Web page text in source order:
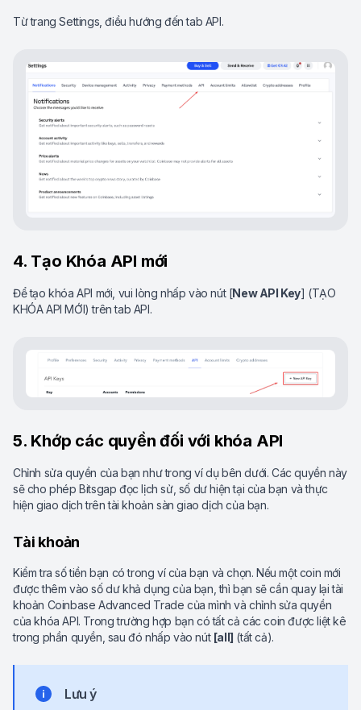
Từ trang Settings, điều hướng đến tab API.
4. Tạo Khóa API mới
Để tạo khóa API mới, vui lòng nhấp vào nút [New API Key] (TẠO
KHÓA API MỚI) trên tab API.
5. Khớp các quyền đối với khóa API
Chỉnh sửa quyền của bạn như trong ví dụ bên dưới. Các quyền này
sẽ cho phép Bitsgap đọc lịch sử, số dư hiện tại của bạn và thực
hiện giao dịch trên tài khoản sàn giao dịch của bạn.
Tài khoản
Kiểm tra số tiền bạn có trong ví của bạn và chọn. Nếu một coin mới
được thêm vào số dư khả dụng của bạn, thì bạn sẽ cần quay lại tài
khoản Coinbase Advanced Trade của mình và chỉnh sửa quyền
của khóa API. Trong trường hợp bạn có tất cả các coin được liệt kê
trong phần quyền, sau đó nhấp vào nút [all] (tất cả).
Lưu ý